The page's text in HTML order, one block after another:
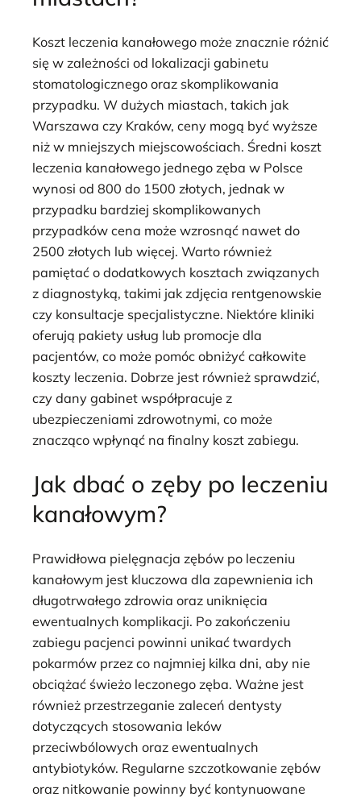
Koszt leczenia kanałowego może znacznie różnić
się w zależności od lokalizacji gabinetu
stomatologicznego oraz skomplikowania
przypadku. W dużych miastach, takich jak
Warszawa czy Kraków, ceny mogą być wyższe
niż w mniejszych miejscowościach. Średni koszt
leczenia kanałowego jednego zęba w Polsce
wynosi od 800 do 1500 złotych, jednak w
przypadku bardziej skomplikowanych
przypadków cena może wzrosnąć nawet do
2500 złotych lub więcej. Warto również
pamiętać o dodatkowych kosztach związanych
z diagnostyką, takimi jak zdjęcia rentgenowskie
czy konsultacje specjalistyczne. Niektóre kliniki
oferują pakiety usług lub promocje dla
pacjentów, co może pomóc obniżyć całkowite
koszty leczenia. Dobrze jest również sprawdzić,
czy dany gabinet współpracuje z
ubezpieczeniami zdrowotnymi, co może
znacząco wpłynąć na finalny koszt zabiegu.
Jak dbać o zęby po leczeniu
kanałowym?
Prawidłowa pielęgnacja zębów po leczeniu
kanałowym jest kluczowa dla zapewnienia ich
długotrwałego zdrowia oraz uniknięcia
ewentualnych komplikacji. Po zakończeniu
zabiegu pacjenci powinni unikać twardych
pokarmów przez co najmniej kilka dni, aby nie
obciążać świeżo leczonego zęba. Ważne jest
również przestrzeganie zaleceń dentysty
dotyczących stosowania leków
przeciwbólowych oraz ewentualnych
antybiotyków. Regularne szczotkowanie zębów
oraz nitkowanie powinny być kontynuowane